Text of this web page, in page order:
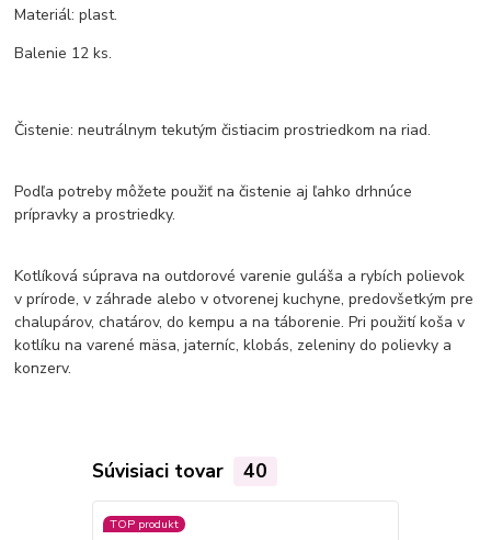
Materiál: plast.
Balenie 12 ks.
Čistenie: neutrálnym tekutým čistiacim prostriedkom na riad.
Podľa potreby môžete použiť na čistenie aj ľahko drhnúce
prípravky a prostriedky.
Kotlíková súprava na outdorové varenie guláša a rybích polievok
v prírode, v záhrade alebo v otvorenej kuchyne, predovšetkým pre
chalupárov, chatárov, do kempu a na táborenie. Pri použití koša v
kotlíku na varené mäsa, jaterníc, klobás, zeleniny do polievky a
konzerv.
Súvisiaci tovar 40
TOP produkt